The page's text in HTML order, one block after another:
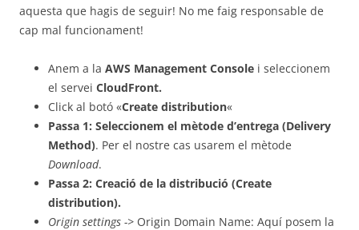
aquesta que hagis de seguir! No me faig responsable de
cap mal funcionament!
Anem a la AWS Management Console i seleccionem
el servei CloudFront.
Click al botó «Create distribution«
Passa 1: Seleccionem el mètode d’entrega (Delivery
Method). Per el nostre cas usarem el mètode
Download.
Passa 2: Creació de la distribució (Create
distribution).
Origin settings -> Origin Domain Name: Aquí posem la